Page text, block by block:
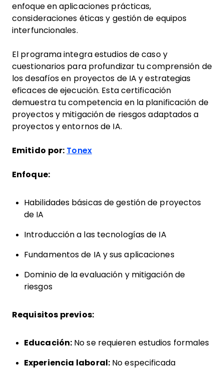
enfoque en aplicaciones prácticas,
consideraciones éticas y gestión de equipos
interfuncionales.
El programa integra estudios de caso y
cuestionarios para profundizar tu comprensión de
los desafíos en proyectos de IA y estrategias
eficaces de ejecución. Esta certificación
demuestra tu competencia en la planificación de
proyectos y mitigación de riesgos adaptados a
proyectos y entornos de IA.
Emitido por: Tonex
Enfoque:
Habilidades básicas de gestión de proyectos
de IA
Introducción a las tecnologías de IA
Fundamentos de IA y sus aplicaciones
Dominio de la evaluación y mitigación de
riesgos
Requisitos previos:
Educación: No se requieren estudios formales
Experiencia laboral: No especificada